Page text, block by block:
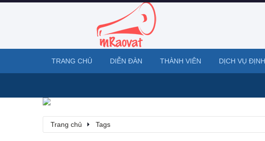
Trang chủ Tags
TRANG CHỦ DIỄN ĐÀN THÀNH VIÊN DỊCH VỤ